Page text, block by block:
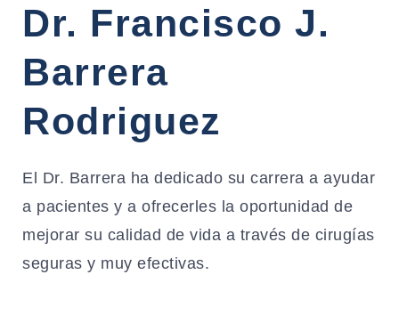
Dr. Francisco J.
Barrera
Rodriguez
El Dr. Barrera ha dedicado su carrera a ayudar
a pacientes y a ofrecerles la oportunidad de
mejorar su calidad de vida a través de cirugías
seguras y muy efectivas.